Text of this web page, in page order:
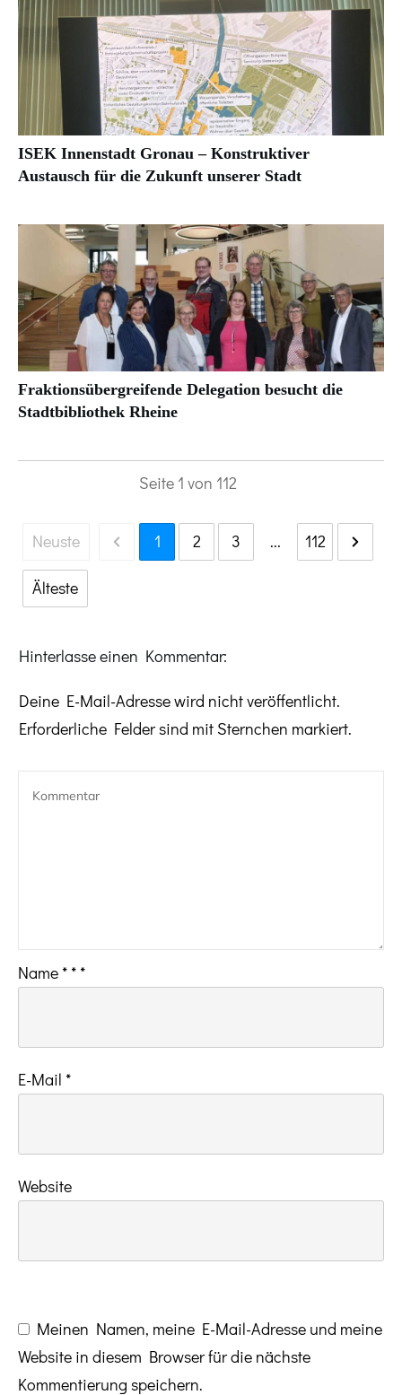
ISEK Innenstadt Gronau – Konstruktiver
Austausch für die Zukunft unserer Stadt
Fraktionsübergreifende Delegation besucht die
Stadtbibliothek Rheine
Seite 1 von 112
Neuste 1 2 3 ... 112
Älteste
Hinterlasse einen Kommentar:
Deine E-Mail-Adresse wird nicht veröffentlicht.
Erforderliche Felder sind mit Sternchen markiert.
Name * * *
E-Mail *
Website
Meinen Namen, meine E-Mail-Adresse und meine
Website in diesem Browser für die nächste
Kommentierung speichern.